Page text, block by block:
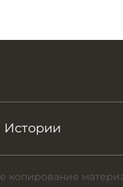
Истории
копирование